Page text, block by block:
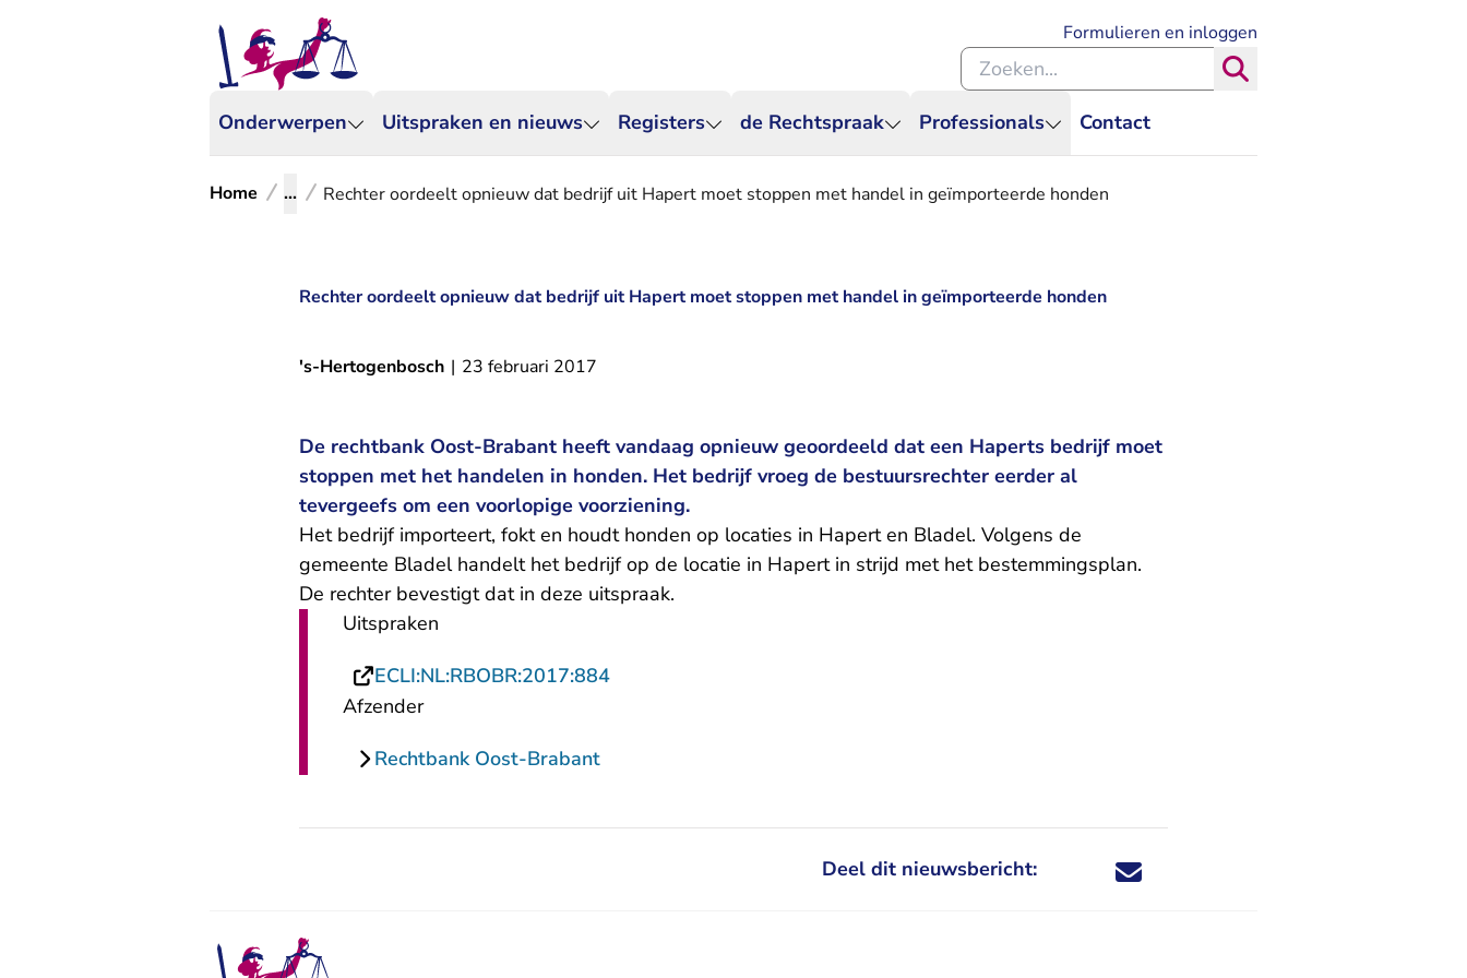
Onderwerpen Uitspraken en nieuws Registers de Rechtspraak Professionals Contact
Formulieren en inloggen
Zoeken binnen de Rechtspraak
Home ... Rechter oordeelt opnieuw dat bedrijf uit Hapert moet stoppen met handel in geïmporteerde honden
Rechter oordeelt opnieuw dat bedrijf uit Hapert moet stoppen met handel in geïmporteerde honden
's-Hertogenbosch | 23 februari 2017
De rechtbank Oost-Brabant heeft vandaag opnieuw geoordeeld dat een Haperts bedrijf moet
stoppen met het handelen in honden. Het bedrijf vroeg de bestuursrechter eerder al
tevergeefs om een voorlopige voorziening.
Het bedrijf importeert, fokt en houdt honden op locaties in Hapert en Bladel. Volgens de
gemeente Bladel handelt het bedrijf op de locatie in Hapert in strijd met het bestemmingsplan.
De rechter bevestigt dat in deze uitspraak.
Uitspraken
ECLI:NL:RBOBR:2017:884- U verlaat Rechtspraak.nl
Afzender
Rechtbank Oost-Brabant
Deel dit nieuwsbericht: Deel dit nieuwsbericht via X - U verlaat
Deel dit nieuwsbericht via Facebook - U
Deel dit nieuwsbericht via e-mail
Deel dit nieuwsbericht via LinkedIn - U